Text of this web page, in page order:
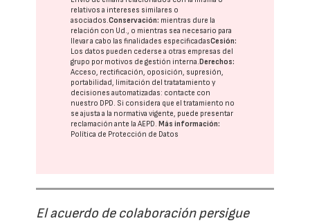
relativos a intereses similares o
asociados.Conservación: mientras dure la
relación con Ud., o mientras sea necesario para
llevar a cabo las finalidades especificadasCesión:
Los datos pueden cederse a otras empresas del
grupo por motivos de gestión interna.Derechos:
Acceso, rectificación, oposición, supresión,
portabilidad, limitación del tratatamiento y
decisiones automatizadas: contacte con
nuestro DPD. Si considera que el tratamiento no
se ajusta a la normativa vigente, puede presentar
reclamación ante laAEPD.Más información:
Política de Protección de Datos
El acuerdo de colaboración persigue